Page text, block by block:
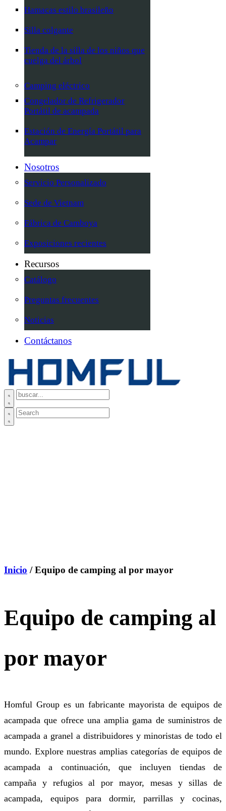
Hamacas estilo brasileño
Silla colgante
Tienda de la silla de los niños que
cuelga del árbol
Camping eléctrico
Congelador de Refrigerador
Portátil de acampada
Estación de Energía Portátil para
Acampar
Nosotros
Servicio Personalizado
Sede de Vietnam
Fábrica de Camboya
Exposiciones recientes
Recursos
Catálogo
Preguntas frecuentes
Noticias
Contáctanos
Inicio / Equipo de camping al por mayor
Equipo de camping al
por mayor
Homful Group es un fabricante mayorista de equipos de
acampada que ofrece una amplia gama de suministros de
acampada a granel a distribuidores y minoristas de todo el
mundo. Explore nuestras amplias categorías de equipos de
acampada a continuación, que incluyen tiendas de
campaña y refugios al por mayor, mesas y sillas de
acampada, equipos para dormir, parrillas y cocinas,